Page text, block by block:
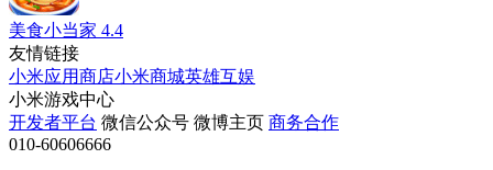
美食小当家 4.4
友情链接
小米应用商店小米商城英雄互娱
小米游戏中心
开发者平台 微信公众号 微博主页 商务合作
010-60606666